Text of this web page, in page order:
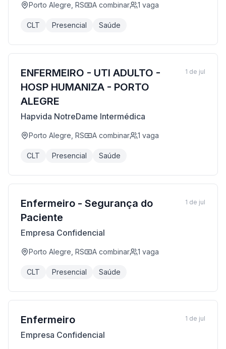
Porto Alegre, RS A combinar 1 vaga
CLT Presencial Saúde
ENFERMEIRO - UTI ADULTO -
HOSP HUMANIZA - PORTO
ALEGRE
Hapvida NotreDame Intermédica
Porto Alegre, RS A combinar 1 vaga
CLT Presencial Saúde
1 de jul
Enfermeiro - Segurança do
Paciente
Empresa Confidencial
Porto Alegre, RS A combinar 1 vaga
CLT Presencial Saúde
1 de jul
Enfermeiro
Empresa Confidencial
1 de jul